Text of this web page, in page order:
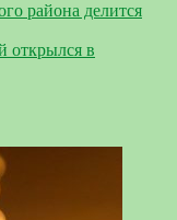
района делится
открылся в